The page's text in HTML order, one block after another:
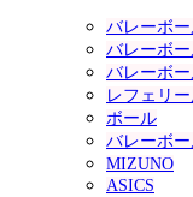
バレーボ
バレーボ
バレーボ
レフェリ
ボール
バレーボ
MIZUNO
ASICS